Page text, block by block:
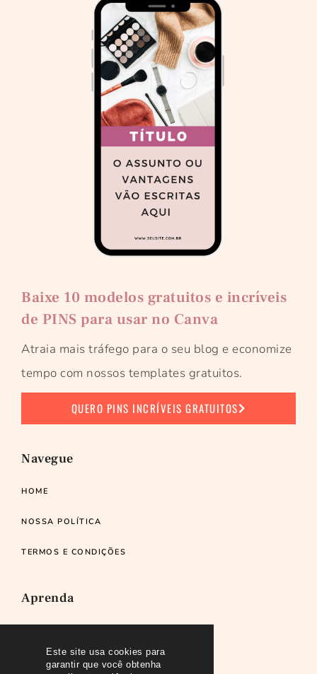
Este site usa cookies para
garantir que você obtenha
Baixe 10 modelos gratuitos e incríveis
de PINS para usar no Canva
Atraia mais tráfego para o seu blog e economize
tempo com nossos templates gratuitos.
QUERO PINS INCRÍVEIS GRATUITOS
Navegue
HOME
NOSSA POLÍTICA
TERMOS E CONDIÇÕES
Aprenda
PODCAST